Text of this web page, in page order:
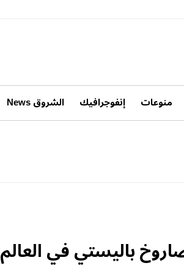
منوعات إنفوجرافيك الشروق News
باليستي في العالم